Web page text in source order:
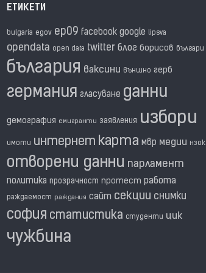
ЕТИКЕТИ
bulgaria egov ep09 facebook google lipsva
opendata open data twitter блог борисов българи
българия ваксини външно герб
германия гласуване данни
демография емигранти заявления избори
имоти интернет карта мвр медии нзок
отворени данни парламент
политика прозрачност протест работа
раждаемост раждания сайт секции снимки
софия статистика студенти цик
чужбина